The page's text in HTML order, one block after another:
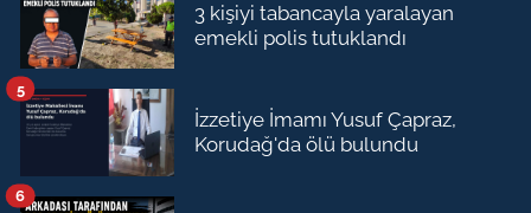
3 kişiyi tabancayla yaralayan
emekli polis tutuklandı
İzzetiye İmamı Yusuf Çapraz,
Korudağ'da ölü bulundu
5
6